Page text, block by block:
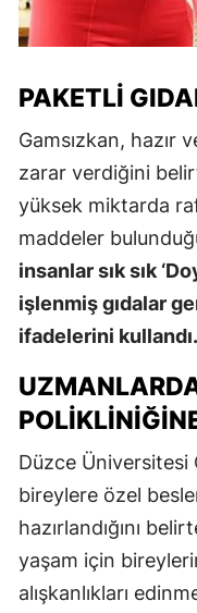
PAKETLI
Gamsızkan, hazır
zarar verdiğini
yüksek miktarda
maddeler
insanlar sık sık
işlenmiş gıdalar
ifadelerini kullandı.
Düzce Üniversitesi
bireylere özel
hazırlandığını
yaşam için
alışkanlıkları